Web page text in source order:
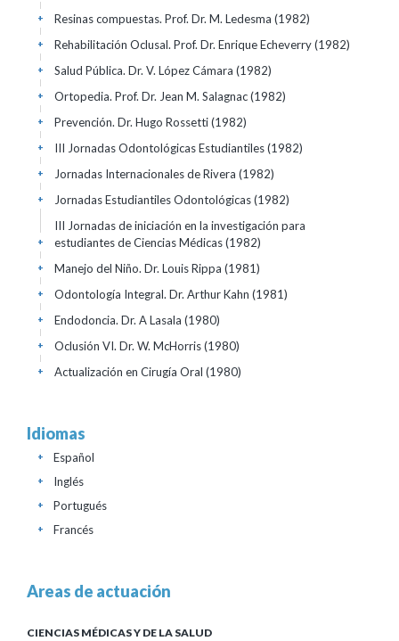
Resinas compuestas. Prof. Dr. M. Ledesma (1982)
+
Rehabilitación Oclusal. Prof. Dr. Enrique Echeverry(1982)
+
Salud Pública. Dr. V. López Cámara (1982)
+
Ortopedia. Prof. Dr. Jean M. Salagnac(1982)
+
Prevención. Dr. Hugo Rossetti(1982)
+
III Jornadas Odontológicas Estudiantiles(1982)
+
Jornadas Internacionales de Rivera (1982)
+
Jornadas Estudiantiles Odontológicas(1982)
+
III Jornadas de iniciación en la investigación para
estudiantes de Ciencias Médicas(1982)
+
Manejo del Niño. Dr. Louis Rippa (1981)
+
Odontología Integral. Dr. Arthur Kahn (1981)
+
Endodoncia. Dr. A Lasala (1980)
+
Oclusión VI. Dr. W. McHorris(1980)
+
Actualización en Cirugía Oral (1980)
+
Idiomas
Español
+
Inglés
+
Portugués
+
Francés
+
Areas de actuación
CIENCIAS MÉDICAS Y DE LA SALUD